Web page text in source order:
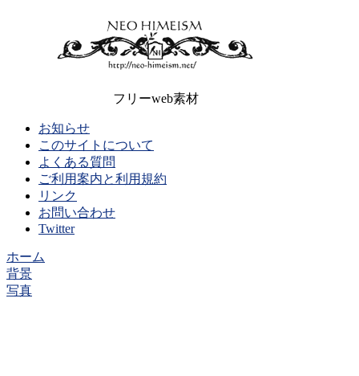
フリーweb素材
お知らせ
このサイトについて
よくある質問
ご利用案内と利用規約
リンク
お問い合わせ
Twitter
ホーム
背景
写真